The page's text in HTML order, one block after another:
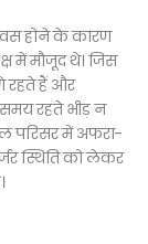
होने के कारण
में मौजूद थे। जिस
रहते हैं और
समय रहते भीड़ न
परिसर में अफरा-
स्थिति को लेकर